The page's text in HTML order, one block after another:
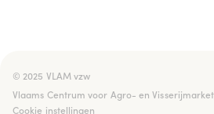
© 2025 VLAM vzw
Vlaams Centrum voor Agro- en
Cookie instellingen